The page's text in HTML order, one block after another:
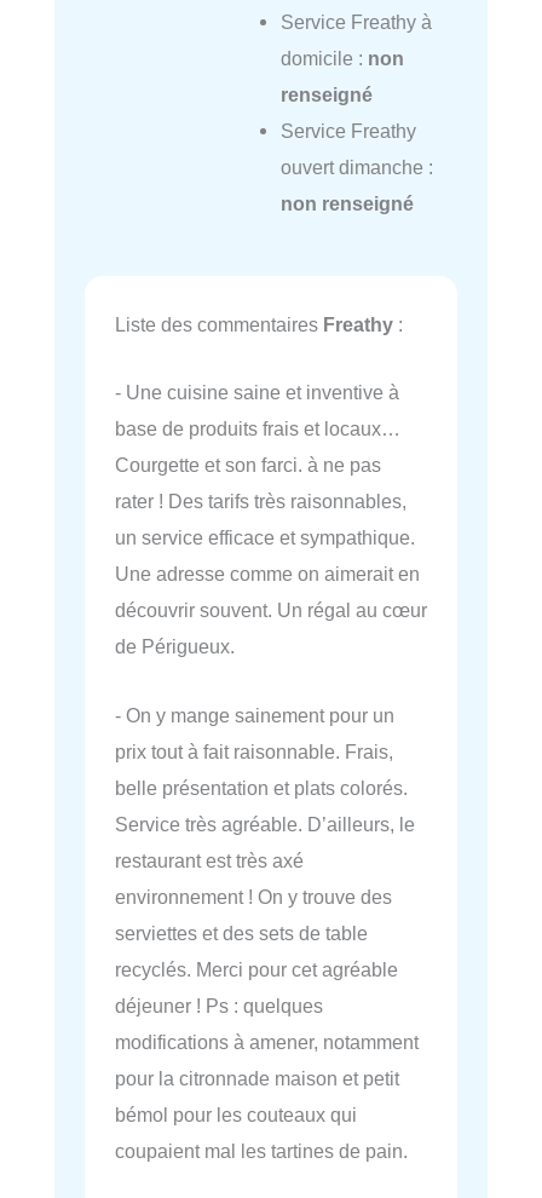
Service Freathy à
domicile : non
renseigné
Service Freathy
ouvert dimanche :
non renseigné
Liste des commentaires Freathy :
- Une cuisine saine et inventive à
base de produits frais et locaux…
Courgette et son farci. à ne pas
rater ! Des tarifs très raisonnables,
un service efficace et sympathique.
Une adresse comme on aimerait en
découvrir souvent. Un régal au cœur
de Périgueux.
- On y mange sainement pour un
prix tout à fait raisonnable. Frais,
belle présentation et plats colorés.
Service très agréable. D’ailleurs, le
restaurant est très axé
environnement ! On y trouve des
serviettes et des sets de table
recyclés. Merci pour cet agréable
déjeuner ! Ps : quelques
modifications à amener, notamment
pour la citronnade maison et petit
bémol pour les couteaux qui
coupaient mal les tartines de pain.